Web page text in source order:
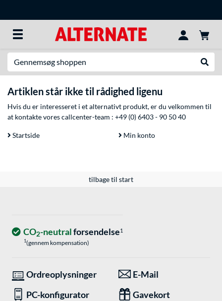
Artiklen står ikke til rådighed ligenu
Hvis du er interesseret i et alternativt produkt, er du velkommen til
at kontakte vores callcenter-team : +49 (0) 6403 - 90 50 40
Startside Min konto
tilbage til start
CO2-neutralforsendelse1
1(gennem kompensation)
Ordreoplysninger
E-Mail
PC-konfigurator
Gavekort